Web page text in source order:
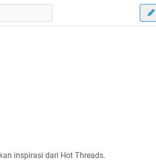
inspirasi dari Hot Threads.